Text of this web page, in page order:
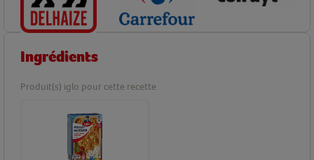
Ingrédients
Produit(s) iglo pour cette recette